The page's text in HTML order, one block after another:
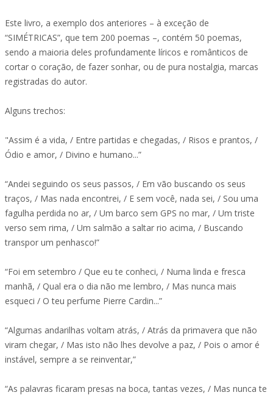
Este livro, a exemplo dos anteriores – à exceção de
“SIMÉTRICAS”, que tem 200 poemas –, contém 50 poemas,
sendo a maioria deles profundamente líricos e românticos de
cortar o coração, de fazer sonhar, ou de pura nostalgia, marcas
registradas do autor.
Alguns trechos:
"Assim é a vida, / Entre partidas e chegadas, / Risos e prantos, /
Ódio e amor, / Divino e humano...”
“Andei seguindo os seus passos, / Em vão buscando os seus
traços, / Mas nada encontrei, / E sem você, nada sei, / Sou uma
fagulha perdida no ar, / Um barco sem GPS no mar, / Um triste
verso sem rima, / Um salmão a saltar rio acima, / Buscando
transpor um penhasco!”
“Foi em setembro / Que eu te conheci, / Numa linda e fresca
manhã, / Qual era o dia não me lembro, / Mas nunca mais
esqueci / O teu perfume Pierre Cardin...”
“Algumas andarilhas voltam atrás, / Atrás da primavera que não
viram chegar, / Mas isto não lhes devolve a paz, / Pois o amor é
instável, sempre a se reinventar,”
“As palavras ficaram presas na boca, tantas vezes, / Mas nunca te